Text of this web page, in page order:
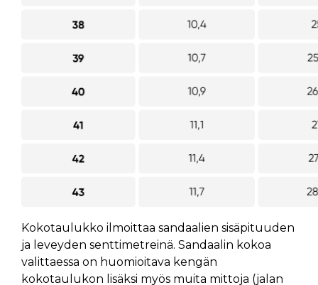
Kokotaulukko ilmoittaa sandaalien sisäpituuden
ja leveyden senttimetreinä. Sandaalin kokoa
valittaessa on huomioitava kengän
kokotaulukon lisäksi myös muita mittoja (jalan